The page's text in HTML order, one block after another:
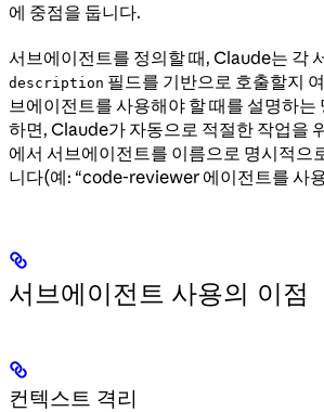
에 중점을 둡니다.
서브에이전트를 정의할 때, Claude는 각
description 필드를 기반으로 호출할지
브에이전트를 사용해야 할 때를 설명하는
하면, Claude가 자동으로 적절한 작업을
에서 서브에이전트를 이름으로 명시적으
니다(예: “code-reviewer 에이전트를 사
서브에이전트 사용의 이점
컨텍스트 격리